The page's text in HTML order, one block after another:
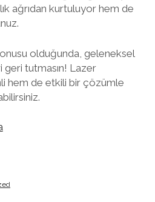
ağrıdan kurtuluyor hem de
konusu olduğunda, geleneksel
tutmasın! Lazer
hem de etkili bir çözümle